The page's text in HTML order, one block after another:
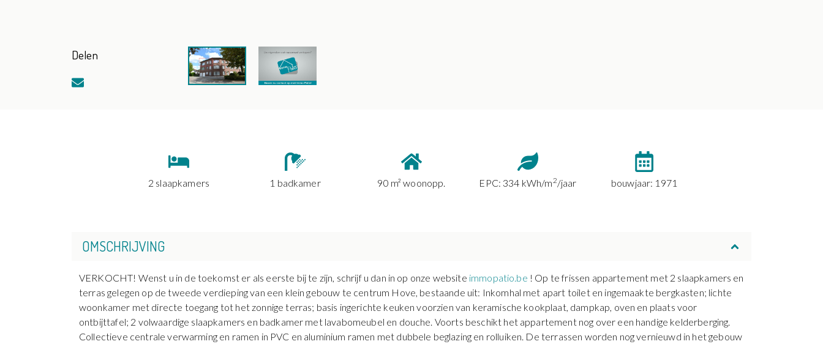
Delen
2 slaapkamers 1 badkamer 90 m² woonopp. EPC: 334 kWh/m 2/jaar bouwjaar: 1971
OMSCHRIJVING
VERKOCHT! Wenst u in de toekomst er als eerste bij te zijn, schrijf u dan in op onze website immopatio.be ! Op te frissen appartement met 2 slaapkamers en
terras gelegen op de tweede verdieping van een klein gebouw te centrum Hove, bestaande uit: Inkomhal met apart toilet en ingemaakte bergkasten; lichte
woonkamer met directe toegang tot het zonnige terras; basis ingerichte keuken voorzien van keramische kookplaat, dampkap, oven en plaats voor
ontbijttafel; 2 volwaardige slaapkamers en badkamer met lavabomeubel en douche. Voorts beschikt het appartement nog over een handige kelderberging.
Collectieve centrale verwarming en ramen in PVC en aluminium ramen met dubbele beglazing en rolluiken. De terrassen worden nog vernieuwd in het gebouw